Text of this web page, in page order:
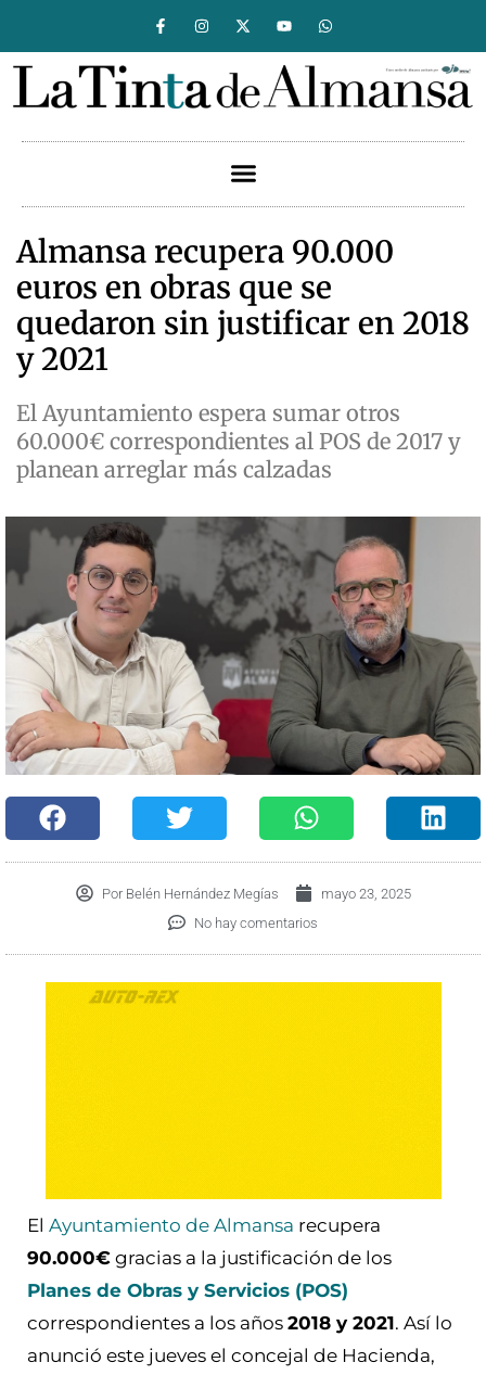
Almansa recupera 90.000
euros en obras que se
quedaron sin justificar en 2018
y 2021
El Ayuntamiento espera sumar otros
60.000€ correspondientes al POS de 2017 y
planean arreglar más calzadas
PorBelén Hernández Megías
mayo 23, 2025
No hay comentarios
El Ayuntamiento de Almansa recupera
90.000€ gracias a la justificación de los
Planes de Obras y Servicios (POS)
correspondientes a los años 2018 y 2021. Así lo
anunció este jueves el concejal de Hacienda,